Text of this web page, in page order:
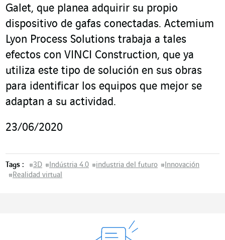
Galet, que planea adquirir su propio
dispositivo de gafas conectadas. Actemium
Lyon Process Solutions trabaja a tales
efectos con VINCI Construction, que ya
utiliza este tipo de solución en sus obras
para identificar los equipos que mejor se
adaptan a su actividad.
23/06/2020
Tags : #3D #Indústria 4.0 #industria del futuro #Innovación
#Realidad virtual